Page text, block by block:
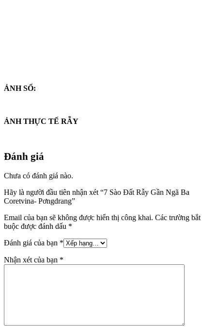
ẢNH SỔ:
ẢNH THỰC TẾ RẪY
Đánh giá
Chưa có đánh giá nào.
Hãy là người đầu tiên nhận xét “7 Sào Đất Rẫy Gần Ngã Ba
Coretvina- Pơngdrang”
Email của bạn sẽ không được hiển thị công khai. Các trường bắt
buộc được đánh dấu *
Đánh giá của bạn *
Nhận xét của bạn *